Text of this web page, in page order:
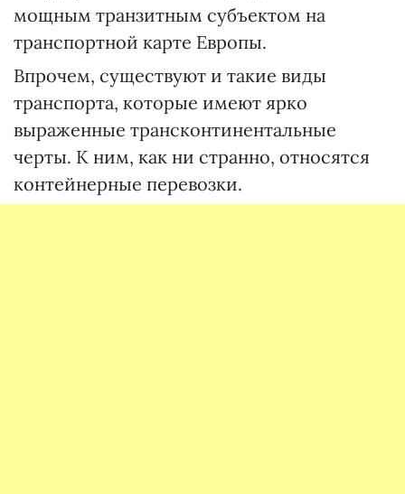
мощным транзитным субъектом на
транспортной карте Европы.
Впрочем, существуют и такие виды
транспорта, которые имеют ярко
выраженные трансконтинентальные
черты. К ним, как ни странно, относятся
контейнерные перевозки.